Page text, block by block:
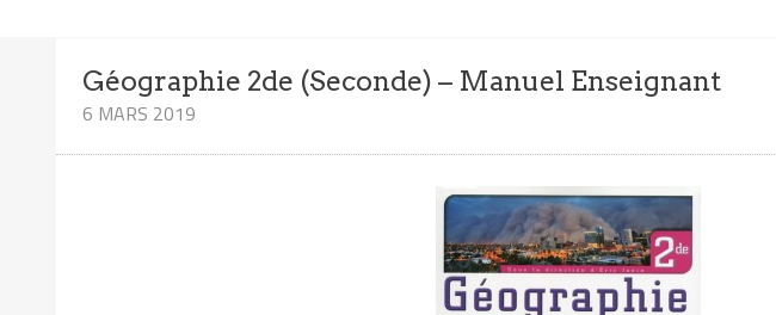
Géographie 2de (Seconde) – Manuel Enseignant
6 MARS 2019